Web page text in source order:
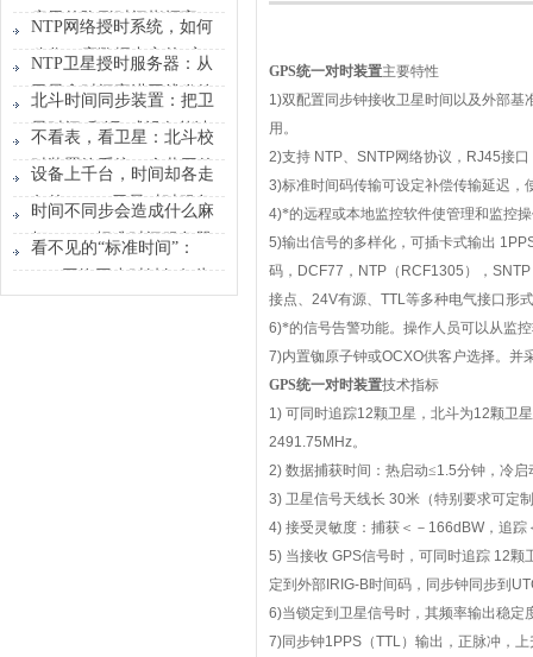
一”
房里的隐形时间指挥官
NTP网络授时系统，如何
稳住一座数据中心的“心
跳”？
NTP卫星授时服务器：从
卫星拿时间塞进网线发给
设备
北斗时间同步装置：把卫
星时间“翻译”成设备能读
懂的信号
不看表，看卫星：北斗校
时装置给系统一个共同的
时间原点
设备上千台，时间却各走
各的？GPS卫星对时服务
器能做什么？
时间不同步会造成什么麻
烦？GPS标准时间服务器
解决的不只是校时
看不见的“标准时间”：
GPS网络同步时钟如何为
GPS统一对时装置主要特性
1)双配置同步钟接收卫星时间以及外部基
用。
2)支持 NTP、 SNTP网络协议， RJ45接口
3)标准时间码传输可设定补偿传输延迟，
4)*的远程或本地监控软件使管理和监控
5)输出信号的多样化，可插卡式输出
码， DCF77 ， NTP （ RCF1305 ）， SNTP
接点、 24V有源、 TTL等多种电气接口形
6)*的信号告警功能。操作人员可以从监
7)内置铷原子钟或OCXO供客户选择。并
GPS统一对时装置技术指标
1) 可同时追踪12颗卫星，北斗为12颗卫
2491.75MHz。
2) 数据捕获时间：热启动≤1.5分钟，冷启
3) 卫星信号天线长 30米（特别要求可定
4) 接受灵敏度：捕获＜－ 166dBW ，追踪
5) 当接收 GPS信号时，可同时追踪 12颗
定到外部 IRIG-B时间码，同步钟同步到
6)当锁定到卫星信号时，其频率输出稳定
7)同步钟1PPS （TTL）输出，正脉冲，